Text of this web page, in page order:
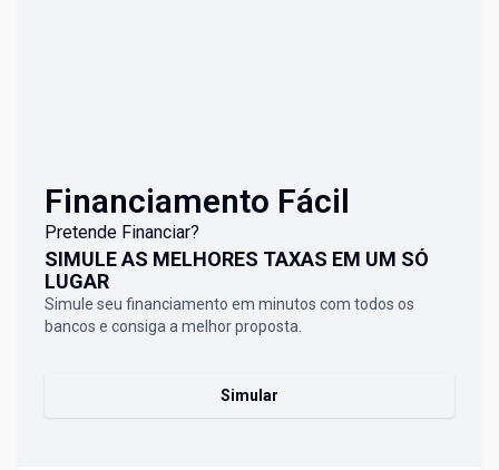
Financiamento Fácil
Pretende Financiar?
SIMULE AS MELHORES TAXAS EM UM SÓ
LUGAR
Simule seu financiamento em minutos com todos os
bancos e consiga a melhor proposta.
Simular